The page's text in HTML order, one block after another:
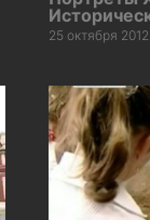
25 октября